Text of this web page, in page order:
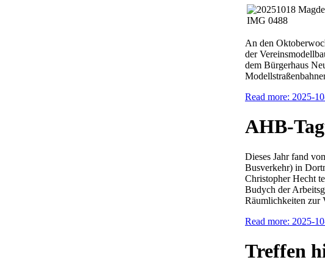
An den
der
dem Bürgerhaus
Read more: 2025-
AHB-
Dieses Jahr fand
Busverkehr) in
Christopher Hecht
Budych der
Räumlichkeiten zur
Read more: 2025-
Treffen